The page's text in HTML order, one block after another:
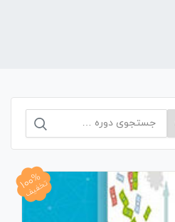
جستجو
برای:
100%
تخفیف